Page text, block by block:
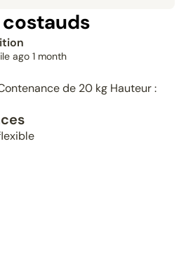
ago 1 month
de 20 kg Hauteur :